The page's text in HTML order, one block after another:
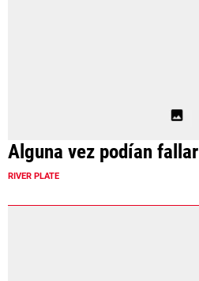
Alguna vez podían fallar
RIVER PLATE